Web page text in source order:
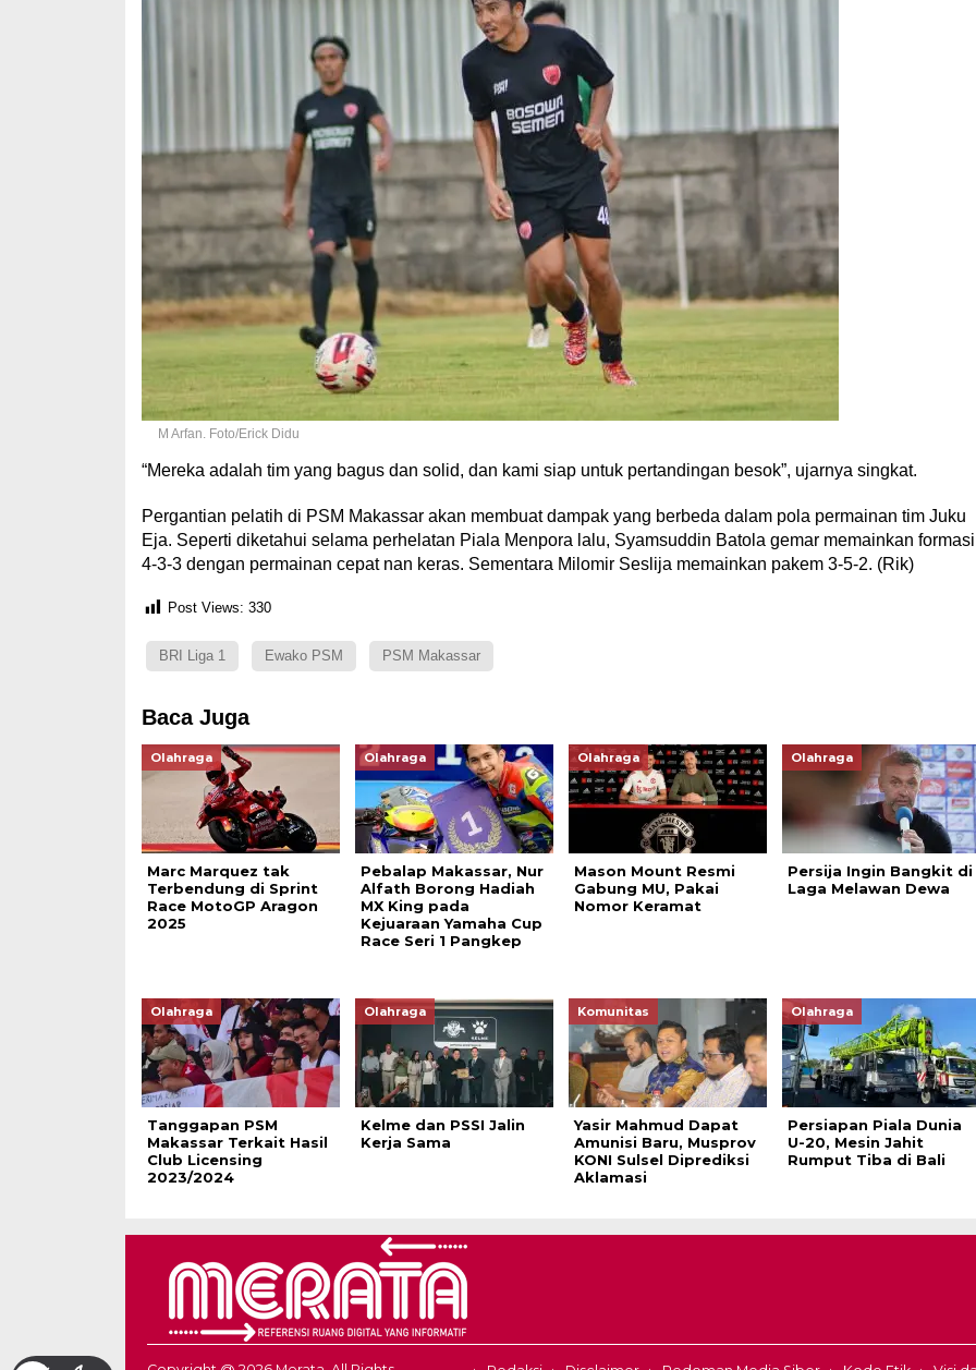
M Arfan. Foto/Erick Didu
“Mereka adalah tim yang bagus dan solid, dan kami siap untuk pertandingan besok”, ujarnya singkat.
Pergantian pelatih di PSM Makassar akan membuat dampak yang berbeda dalam pola permainan tim Juku
Eja. Seperti diketahui selama perhelatan Piala Menpora lalu, Syamsuddin Batola gemar memainkan formasi
4-3-3 dengan permainan cepat nan keras. Sementara Milomir Seslija memainkan pakem 3-5-2. (Rik)
Post Views: 330
BRI Liga 1 Ewako PSM PSM Makassar
Baca Juga
Olahraga
Marc Marquez tak
Terbendung di Sprint
Race MotoGP Aragon
2025
Olahraga
Pebalap Makassar, Nur
Alfath Borong Hadiah
MX King pada
Kejuaraan Yamaha Cup
Race Seri 1 Pangkep
Olahraga
Mason Mount Resmi
Gabung MU, Pakai
Nomor Keramat
Olahraga
Persija Ingin Bangkit di
Laga Melawan Dewa
Olahraga
Tanggapan PSM
Makassar Terkait Hasil
Club Licensing
2023/2024
Olahraga
Kelme dan PSSI Jalin
Kerja Sama
Komunitas
Yasir Mahmud Dapat
Amunisi Baru, Musprov
KONI Sulsel Diprediksi
Aklamasi
Olahraga
Persiapan Piala Dunia
U-20, Mesin Jahit
Rumput Tiba di Bali